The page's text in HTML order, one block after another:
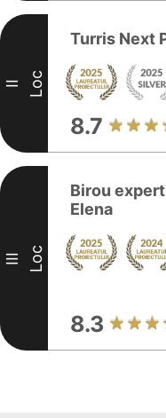
II Loc
Turris Next
8.7
III Loc
Birou
Elena
8.3